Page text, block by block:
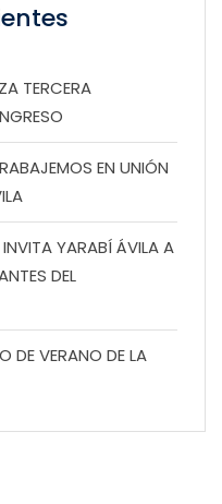
TERCERA
EN UNIÓN
YARABÍ ÁVILA A
DEL
DE VERANO DE LA